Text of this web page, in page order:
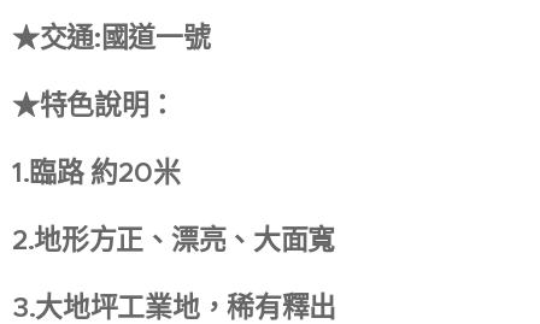
★交通:國道一號
★特色說明：
1.臨路 約20米
2.地形方正、漂亮、大面寬
3.大地坪工業地，稀有釋出